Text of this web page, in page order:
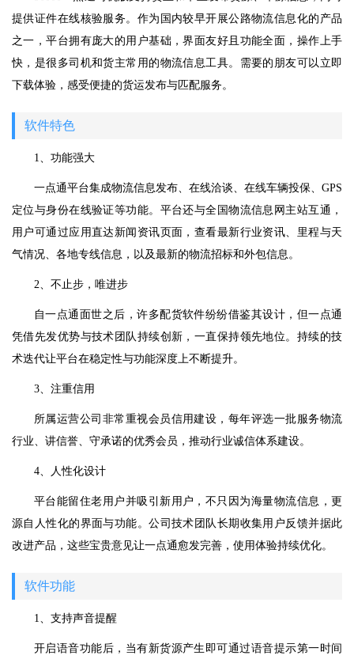
提供证件在线核验服务。作为国内较早开展公路物流信息化的产品
之一，平台拥有庞大的用户基础，界面友好且功能全面，操作上手
快，是很多司机和货主常用的物流信息工具。需要的朋友可以立即
下载体验，感受便捷的货运发布与匹配服务。
软件特色
1、功能强大
一点通平台集成物流信息发布、在线洽谈、在线车辆投保、GPS
定位与身份在线验证等功能。平台还与全国物流信息网主站互通，
用户可通过应用直达新闻资讯页面，查看最新行业资讯、里程与天
气情况、各地专线信息，以及最新的物流招标和外包信息。
2、不止步，唯进步
自一点通面世之后，许多配货软件纷纷借鉴其设计，但一点通
凭借先发优势与技术团队持续创新，一直保持领先地位。持续的技
术迭代让平台在稳定性与功能深度上不断提升。
3、注重信用
所属运营公司非常重视会员信用建设，每年评选一批服务物流
行业、讲信誉、守承诺的优秀会员，推动行业诚信体系建设。
4、人性化设计
平台能留住老用户并吸引新用户，不只因为海量物流信息，更
源自人性化的界面与功能。公司技术团队长期收集用户反馈并据此
改进产品，这些宝贵意见让一点通愈发完善，使用体验持续优化。
软件功能
1、支持声音提醒
开启语音功能后，当有新货源产生即可通过语音提示第一时间